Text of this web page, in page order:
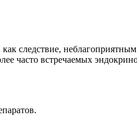
следствие,
часто встречаемых